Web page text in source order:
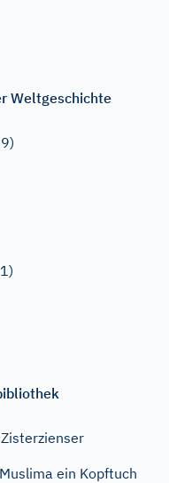
Weltgeschichte
ein Kopftuch